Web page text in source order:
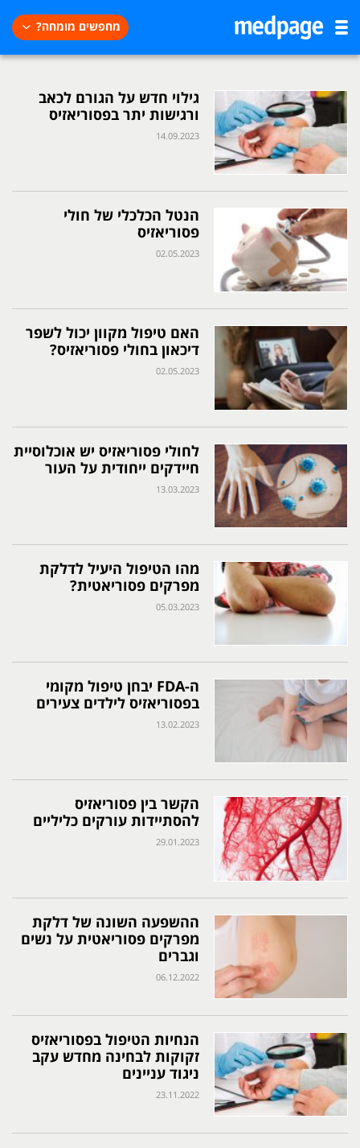
מחפשים מומחה?
גילוי חדש על הגורם לכאב
ורגישות יתר בפסוריאזיס
14.09.2023
הנטל הכלכלי של חולי
פסוריאזיס
02.05.2023
האם טיפול מקוון יכול לשפר
דיכאון בחולי פסוריאזיס?
02.05.2023
לחולי פסוריאזיס יש אוכלוסיית
חיידקים ייחודית על העור
13.03.2023
מהו הטיפול היעיל לדלקת
מפרקים פסוריאטית?
05.03.2023
ה-FDA יבחן טיפול מקומי
בפסוריאזיס לילדים צעירים
13.02.2023
הקשר בין פסוריאזיס
להסתיידות עורקים כליליים
29.01.2023
ההשפעה השונה של דלקת
מפרקים פסוריאטית על נשים
וגברים
06.12.2022
הנחיות הטיפול בפסוריאזיס
זקוקות לבחינה מחדש עקב
ניגוד עניינים
23.11.2022